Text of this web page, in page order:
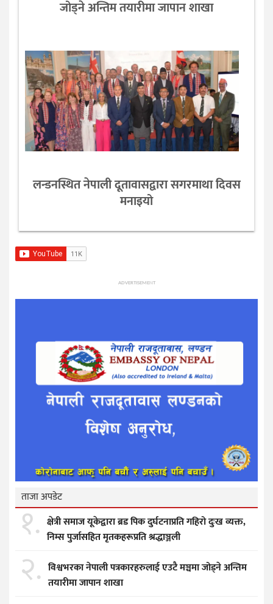
जोड्ने अन्तिम तयारीमा जापान शाखा
लन्डनस्थित नेपाली दूतावासद्वारा सगरमाथा दिवस
मनाइयो
ADVERTISEMENT
ताजा अपडेट
१. क्षेत्री समाज यूकेद्वारा ब्रड पिक दुर्घटनाप्रति गहिरो दुःख व्यक्त,
निम्स पुर्जासहित मृतकहरूप्रति श्रद्धाञ्जली
२. विश्वभरका नेपाली पत्रकारहरुलाई एउटै मञ्चमा जोड्ने अन्तिम
तयारीमा जापान शाखा